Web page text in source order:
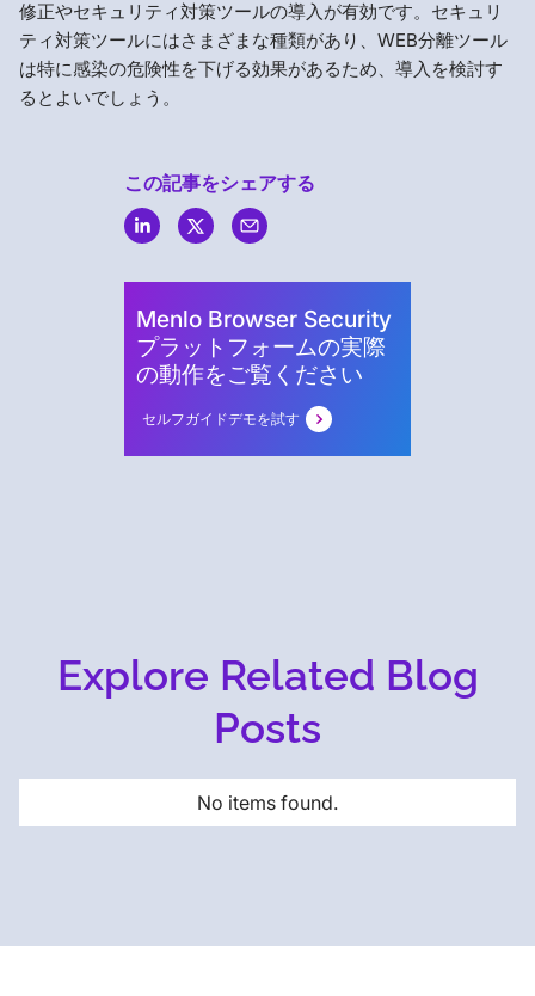
修正やセキュリティ対策ツールの導入が有効です。セキュリ
ティ対策ツールにはさまざまな種類があり、WEB分離ツール
は特に感染の危険性を下げる効果があるため、導入を検討す
るとよいでしょう。
この記事をシェアする
Menlo Browser Security
プラットフォームの実際
の動作をご覧ください
セルフガイドデモを試す
Explore Related Blog
Posts
No items found.